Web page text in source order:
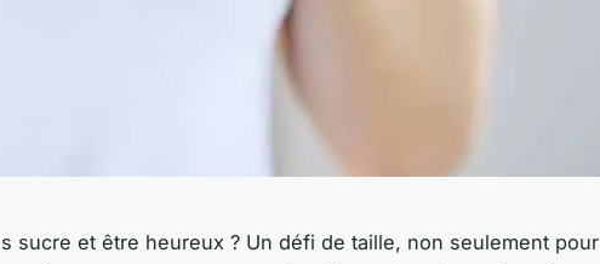
sucre et être heureux ? Un défi de taille, non seulement pour